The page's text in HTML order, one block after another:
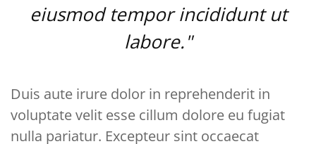
eiusmod tempor incididunt ut
labore."
Duis aute irure dolor in reprehenderit in
voluptate velit esse cillum dolore eu fugiat
nulla pariatur. Excepteur sint occaecat